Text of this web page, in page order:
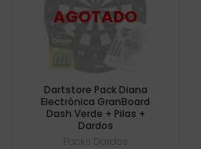
Dartstore Pack Diana
Electrónica GranBoard
Dash Verde + Pilas +
Dardos
Packs Dardos